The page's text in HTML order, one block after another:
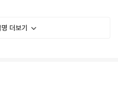
더보기